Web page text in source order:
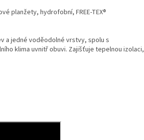
planžety, hydrofobní, FREE-TEX®
a jedné voděodolné vrstvy, spolu s
klima uvnitř obuvi. Zajišťuje tepelnou izolaci,